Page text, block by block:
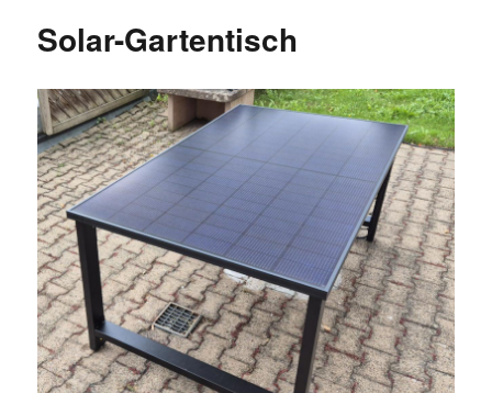
Solar-Gartentisch